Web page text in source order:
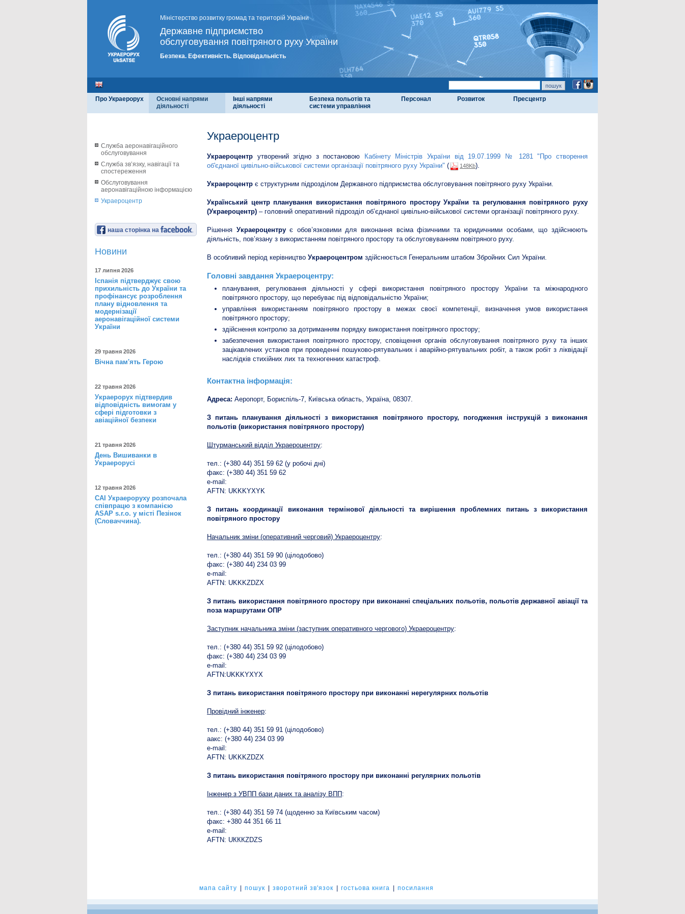
Міністерство розвитку громад та територій України
Державне підприємство
обслуговування повітряного руху України
Безпека. Ефективність. Відповідальність
Про Украерорух
Основні напрями
діяльності
Інші напрями
діяльності
Безпека польотів та
системи управління
Персонал Розвиток Пресцентр
Служба аеронавігаційного
обслуговування
Служба зв’язку, навігації та
спостереження
Обслуговування
аеронавігаційною інформацією
Украероцентр
наша сторінка на
Новини
17 липня 2026
Іспанія підтверджує свою
прихильність до України та
профінансує розроблення
плану відновлення та
модернізації
аеронавігаційної системи
України
29 травня 2026
Вічна пам'ять Герою
22 травня 2026
Украерорух підтвердив
відповідність вимогам у
сфері підготовки з
авіаційної безпеки
21 травня 2026
День Вишиванки в
Украерорусі
12 травня 2026
САІ Украероруху розпочала
співпрацю з компанією
ASAP s.r.o. у місті Пезінок
(Словаччина).
Украероцентр
Украероцентр утворений згідно з постановою
Кабінету Міністрів України від 19.07.1999 № 1281 "Про створення
об'єднаної цивільно-військової системи організації повітряного руху України" ( 148Kb).
Украероцентр є структурним підрозділом Державного підприємства обслуговування повітряного руху України.
Український центр планування використання повітряного простору України та регулювання повітряного руху
(Украероцентр) – головний оперативний підрозділ об’єднаної цивільно-військової системи організації повітряного руху.
Рішення Украероцентрує обов’язковими для виконання всіма фізичними та юридичними особами, що здійснюють
діяльність, пов’язану з використанням повітряного простору та обслуговуванням повітряного руху.
В особливий період керівництво Украероцентром здійснюється Генеральним штабом Збройних Сил України.
Головні завдання Украероцентру:
планування, регулювання діяльності у сфері використання повітряного простору України та міжнародного
повітряного простору, що перебуває під відповідальністю України;
управління використанням повітряного простору в межах своєї компетенції, визначення умов використання
повітряного простору;
здійснення контролю за дотриманням порядку використання повітряного простору;
забезпечення використання повітряного простору, сповіщення органів обслуговування повітряного руху та інших
зацікавлених установ при проведенні пошуково-рятувальних і аварійно-рятувальних робіт, а також робіт з ліквідації
наслідків стихійних лих та техногенних катастроф.
Контактна інформація:
Адреса: Аеропорт, Бориспіль-7, Київська область, Україна, 08307.
З питань планування діяльності з використання повітряного простору, погодження інструкцій з виконання
польотів (використання повітряного простору)
Штурманський відділ Украероцентру:
тел.: (+380 44) 351 59 62 (у робочі дні)
факс: (+380 44) 351 59 62
e-mail:
AFTN: UKKKYXYK
З питань координації виконання термінової діяльності та вирішення проблемних питань з використання
повітряного простору
Начальник зміни (оперативний черговий) Украероцентру:
тел.: (+380 44) 351 59 90 (цілодобово)
факс: (+380 44) 234 03 99
e-mail:
AFTN: UKKKZDZX
З питань використання повітряного простору при виконанні спеціальних польотів, польотів державної авіації та
поза маршрутами ОПР
Заступник начальника зміни (заступник оперативного чергового) Украероцентру:
тел.: (+380 44) 351 59 92 (цілодобово)
факс: (+380 44) 234 03 99
e-mail:
AFTN:UKKKYXYX
З питань використання повітряного простору при виконанні нерегулярних польотів
Провідний інженер:
тел.: (+380 44) 351 59 91 (цілодобово)
aакс: (+380 44) 234 03 99
e-mail:
AFTN: UKKKZDZX
З питань використання повітряного простору при виконанні регулярних польотів
Інженер з УВПП бази даних та аналізу ВПП :
тел.: (+380 44) 351 59 74 (щоденно за Київським часом)
факс: +380 44 351 66 11
е-mail:
AFTN: UКККZDZS
мапа сайту пошук зворотний зв'язок гостьова книга посилання